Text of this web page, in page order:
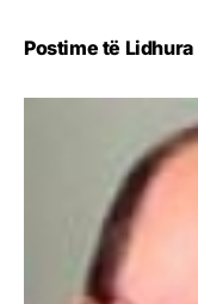
Postime të Lidhura